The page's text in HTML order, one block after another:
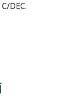
DEC.